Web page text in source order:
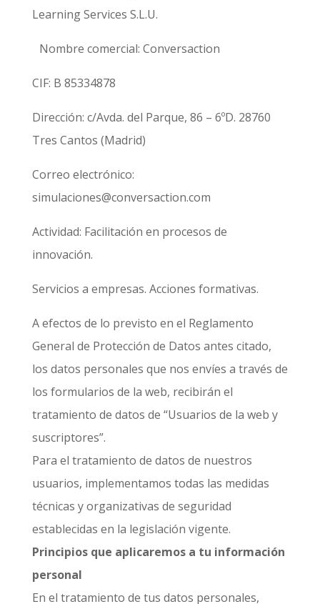
Learning Services S.L.U.
Nombre comercial: Conversaction
CIF: B 85334878
Dirección: c/Avda. del Parque, 86 – 6ºD. 28760
Tres Cantos (Madrid)
Correo electrónico:
simulaciones@conversaction.com
Actividad: Facilitación en procesos de
innovación.
Servicios a empresas. Acciones formativas.
A efectos de lo previsto en el Reglamento
General de Protección de Datos antes citado,
los datos personales que nos envíes a través de
los formularios de la web, recibirán el
tratamiento de datos de “Usuarios de la web y
suscriptores”.
Para el tratamiento de datos de nuestros
usuarios, implementamos todas las medidas
técnicas y organizativas de seguridad
establecidas en la legislación vigente.
Principios que aplicaremos a tu información
personal
En el tratamiento de tus datos personales,